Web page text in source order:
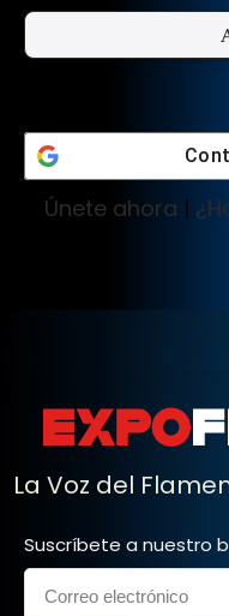
Únete ahora |
La Voz del
Suscríbete a nuestro